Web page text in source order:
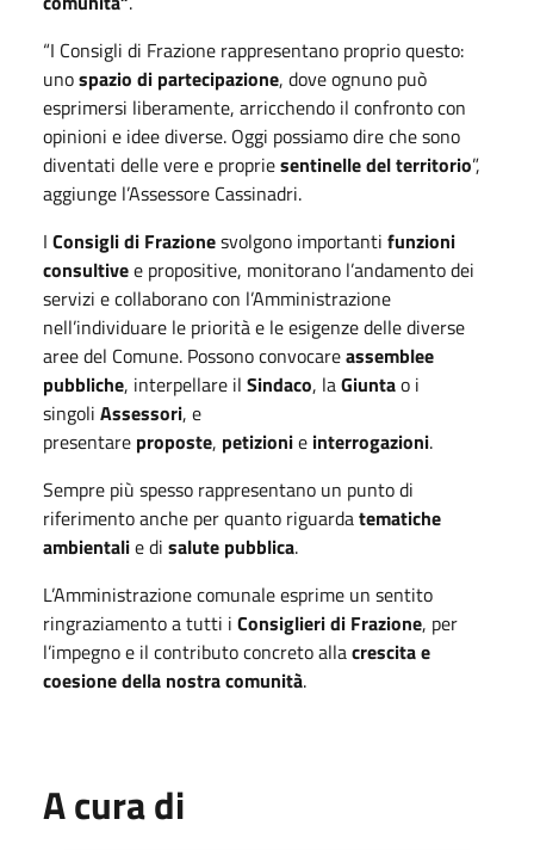
“I Consigli di Frazione rappresentano proprio questo:
unospazio di partecipazione, dove ognuno può
esprimersi liberamente, arricchendo il confronto con
opinioni e idee diverse. Oggi possiamo dire che sono
diventati delle vere e propriesentinelle del territorio”,
aggiunge l’Assessore Cassinadri.
I Consigli di Frazionesvolgono importanti funzioni
consultivee propositive, monitorano l’andamento dei
servizi e collaborano con l’Amministrazione
nell’individuare le priorità e le esigenze delle diverse
aree del Comune. Possono convocareassemblee
pubbliche, interpellare il Sindaco, laGiuntao i
singoli Assessori, e
presentare proposte, petizionie interrogazioni.
Sempre più spesso rappresentano un punto di
riferimento anche per quanto riguardatematiche
ambientalie di salute pubblica.
L’Amministrazione comunale esprime un sentito
ringraziamento a tutti i Consiglieri di Frazione, per
l’impegno e il contributo concreto allacrescita e
coesione della nostra comunità.
A cura di